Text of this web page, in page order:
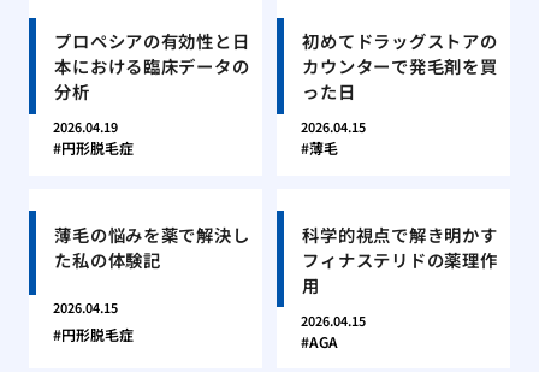
プロペシアの有効性と日
本における臨床データの
分析
2026.04.19
円形脱毛症
初めてドラッグストアの
カウンターで発毛剤を買
った日
2026.04.15
薄毛
薄毛の悩みを薬で解決し
た私の体験記
2026.04.15
円形脱毛症
科学的視点で解き明かす
フィナステリドの薬理作
用
2026.04.15
AGA